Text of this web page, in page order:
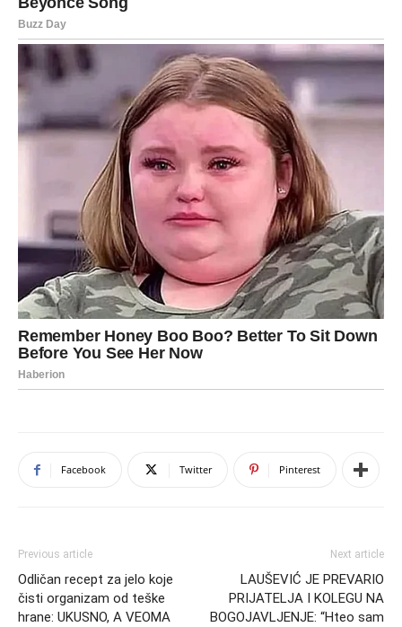
Facebook Twitter Pinterest
Previous article
Odličan recept za jelo koje
čisti organizam od teške
hrane: UKUSNO, A VEOMA
Next article
LAUŠEVIĆ JE PREVARIO
PRIJATELJA I KOLEGU NA
BOGOJAVLJENJE: “Hteo sam